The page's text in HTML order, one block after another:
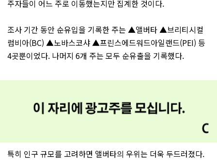
주자들이 어느 주로 이동했는지만 집계한 것이다.
조사 기간 동안 순유입을 기록한 주는 ▲앨버타 ▲브리티시컬
럼비아(BC) ▲노바스코샤 ▲프린스에드워드아일랜드(PEI) 등
4곳뿐이었다. 나머지 6개 주는 모두 순유출을 기록했다.
특히 인구 규모를 고려하면 앨버타의 우위는 더욱 두드러졌다.